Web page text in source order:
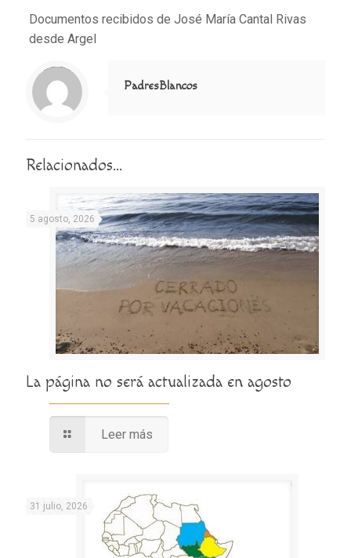
Documentos recibidos de José María Cantal Rivas
desde Argel
Notice
: Trying to access array offset on value of type null in
/home/misioner/public_html/padresblancos/themes/betheme/includes/content-single.php
on line
286
PadresBlancos
Relacionados...
5 agosto, 2026
La página no será actualizada en agosto
Leer más
31 julio, 2026